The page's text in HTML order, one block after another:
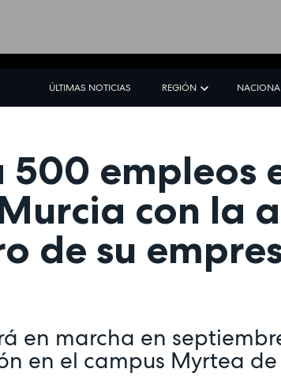
ÚLTIMAS NOTICIAS REGIÓN
500 empleos
con la
de su
en marcha en
en el campus Myrtea